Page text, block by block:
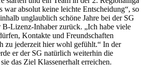
war absolut keine leichte Entscheidung“, so
unglaublich schöne Jahre bei der SG
B-Lizenz-Inhaber zurück. „Ich habe viele
Kontakte und Freundschaften
zu jederzeit hier wohl gefühlt.“ In der
er der SG natürlich weiterhin die
das Ziel Klassenerhalt erreichen.